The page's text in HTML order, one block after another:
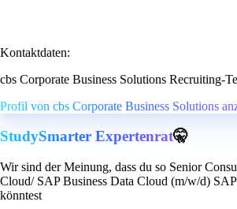
Kontaktdaten:
cbs Corporate Business Solutions Recruiting-
Profil von cbs Corporate Business Solutions
StudySmarter Expertenrat🤫
Wir sind der Meinung, dass du so Senior
Cloud/ SAP Business Data Cloud (m/w/d)
könntest